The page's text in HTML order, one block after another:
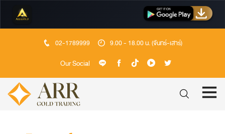
02-1789999 9.00 - 18.00 น. (จันทร์-เสาร์)
Our Social